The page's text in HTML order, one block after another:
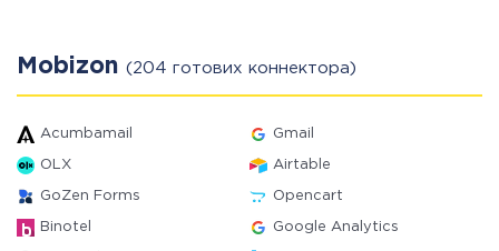
Mobizon (204 готових коннектора)
Acumbamail Gmail
OLX Airtable
GoZen Forms Opencart
Binotel Google Analytics